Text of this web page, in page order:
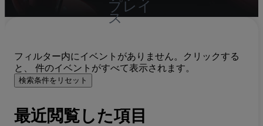
プレイ
ス
フィルター内にイベントがありません。クリックする
と、 件のイベントがすべて表示されます。
検索条件をリセット
最近閲覧した項目